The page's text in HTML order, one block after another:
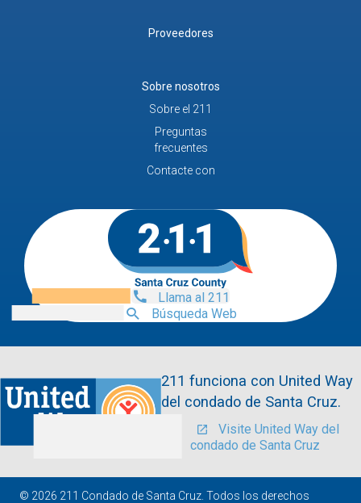
Proveedores
Sobre nosotros
Sobre el 211
Preguntas
frecuentes
Contacte con
Llama al 211
Búsqueda Web
211 funciona con United Way
del condado de Santa Cruz.
Visite United Way del
condado de Santa Cruz
© 2026 211 Condado de Santa Cruz. Todos los derechos